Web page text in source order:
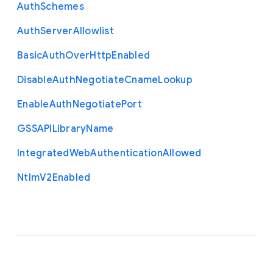
AuthSchemes
AuthServerAllowlist
BasicAuthOverHttpEnabled
DisableAuthNegotiateCnameLookup
EnableAuthNegotiatePort
GSSAPILibraryName
IntegratedWebAuthenticationAllowed
NtlmV2Enabled